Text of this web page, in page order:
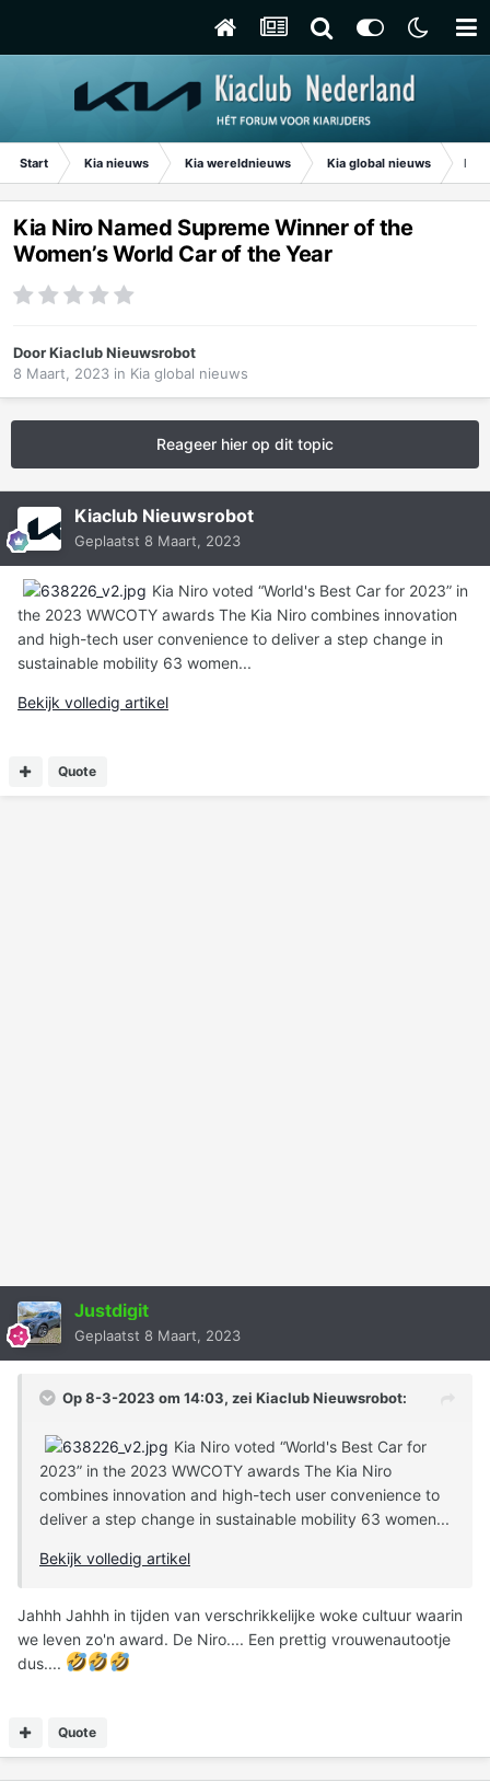
Start Kia nieuws Kia wereldnieuws Kia global nieuws Kia
Kia Niro Named Supreme Winner of the
Women’s World Car of the Year
DoorKiaclub Nieuwsrobot
8 Maart, 2023 in Kia global nieuws
Reageer hier op dit topic
Kiaclub Nieuwsrobot
Geplaatst 8 Maart, 2023
Kia Niro voted “World's Best Car for 2023” in
the 2023 WWCOTY awards The Kia Niro combines innovation
and high-tech user convenience to deliver a step change in
sustainable mobility 63 women...
Bekijk volledig artikel
Quote
Justdigit
Geplaatst 8 Maart, 2023
Op 8-3-2023 om 14:03, zei Kiaclub Nieuwsrobot:
Kia Niro voted “World's Best Car for
2023” in the 2023 WWCOTY awards The Kia Niro
combines innovation and high-tech user convenience to
deliver a step change in sustainable mobility 63 women...
Bekijk volledig artikel
Jahhh Jahhh in tijden van verschrikkelijke woke cultuur waarin
we leven zo'n award. De Niro.... Een prettig vrouwenautootje
dus....
Quote